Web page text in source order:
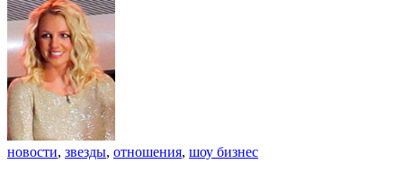
новости, звезды, отношения, шоу бизнес